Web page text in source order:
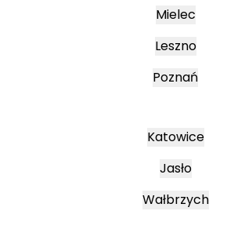
Mielec
Leszno
Poznań
Katowice
Jasło
Wałbrzych